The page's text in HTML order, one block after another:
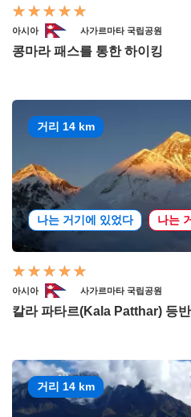
아시아 사가르마타 국립공원
콩마라 패스를 통한 하이킹
거리 14 km
나는 거기에 있었다 나는
아시아 사가르마타 국립공원
칼라 파타르(Kala Patthar) 등반
거리 14 km